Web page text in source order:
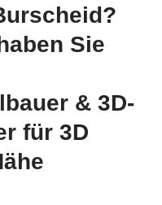
Sie
& 3D-
für 3D